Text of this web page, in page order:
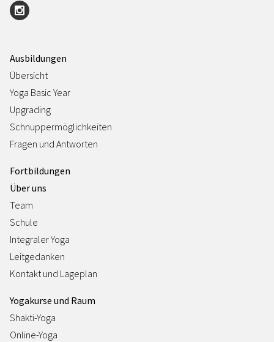
Ausbildungen
Übersicht
Yoga Basic Year
Upgrading
Schnuppermöglichkeiten
Fragen und Antworten
Fortbildungen
Über uns
Team
Schule
Integraler Yoga
Leitgedanken
Kontakt und Lageplan
Yogakurse und Raum
Shakti-Yoga
Online-Yoga